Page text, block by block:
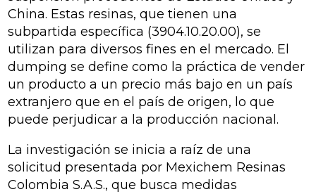
China. Estas resinas, que tienen una
subpartida específica (3904.10.20.00), se
utilizan para diversos fines en el mercado. El
dumping se define como la práctica de vender
un producto a un precio más bajo en un país
extranjero que en el país de origen, lo que
puede perjudicar a la producción nacional.
La investigación se inicia a raíz de una
solicitud presentada por Mexichem Resinas
Colombia S.A.S., que busca medidas